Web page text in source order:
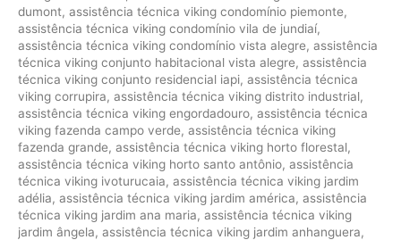
dumont, assistência técnica viking condomínio piemonte,
assistência técnica viking condomínio vila de jundiaí,
assistência técnica viking condomínio vista alegre, assistência
técnica viking conjunto habitacional vista alegre, assistência
técnica viking conjunto residencial iapi, assistência técnica
viking corrupira, assistência técnica viking distrito industrial,
assistência técnica viking engordadouro, assistência técnica
viking fazenda campo verde, assistência técnica viking
fazenda grande, assistência técnica viking horto florestal,
assistência técnica viking horto santo antônio, assistência
técnica viking ivoturucaia, assistência técnica viking jardim
adélia, assistência técnica viking jardim américa, assistência
técnica viking jardim ana maria, assistência técnica viking
jardim ângela, assistência técnica viking jardim anhanguera,